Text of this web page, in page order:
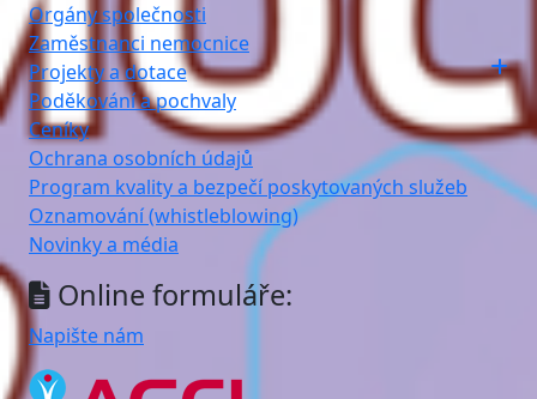
Orgány společnosti
Zaměstnanci nemocnice
Projekty a dotace
Poděkování a pochvaly
Ceníky
Ochrana osobních údajů
Program kvality a bezpečí poskytovaných služeb
Oznamování (whistleblowing)
Novinky a média
Online formuláře:
Napište nám